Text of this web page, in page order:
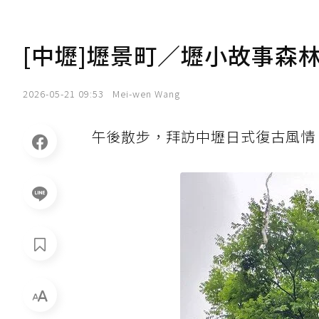
[中壢]壢景町／壢小故事森
2026-05-21 09:53 Mei-wen Wang
午後散步，拜訪中壢日式復古風